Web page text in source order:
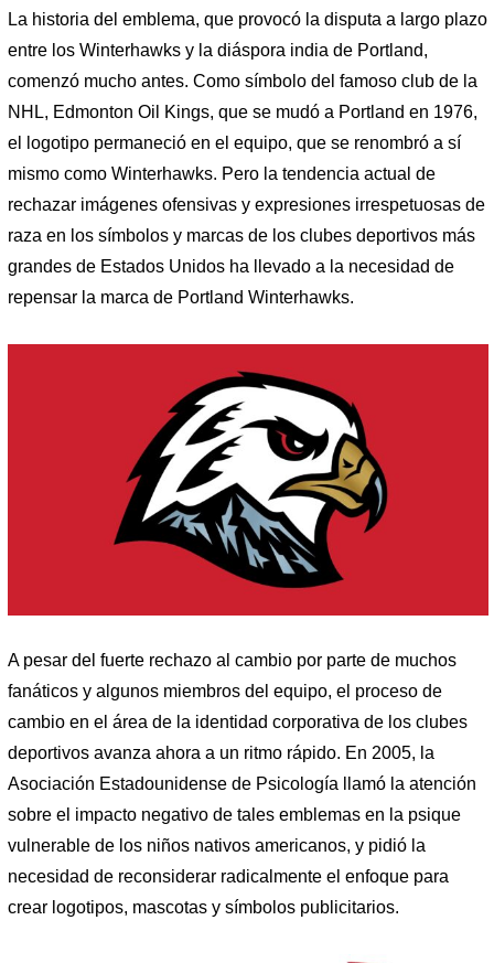
La historia del emblema, que provocó la disputa a largo plazo
entre los Winterhawks y la diáspora india de Portland,
comenzó mucho antes. Como símbolo del famoso club de la
NHL, Edmonton Oil Kings, que se mudó a Portland en 1976,
el logotipo permaneció en el equipo, que se renombró a sí
mismo como Winterhawks. Pero la tendencia actual de
rechazar imágenes ofensivas y expresiones irrespetuosas de
raza en los símbolos y marcas de los clubes deportivos más
grandes de Estados Unidos ha llevado a la necesidad de
repensar la marca de Portland Winterhawks.
A pesar del fuerte rechazo al cambio por parte de muchos
fanáticos y algunos miembros del equipo, el proceso de
cambio en el área de la identidad corporativa de los clubes
deportivos avanza ahora a un ritmo rápido. En 2005, la
Asociación Estadounidense de Psicología llamó la atención
sobre el impacto negativo de tales emblemas en la psique
vulnerable de los niños nativos americanos, y pidió la
necesidad de reconsiderar radicalmente el enfoque para
crear logotipos, mascotas y símbolos publicitarios.